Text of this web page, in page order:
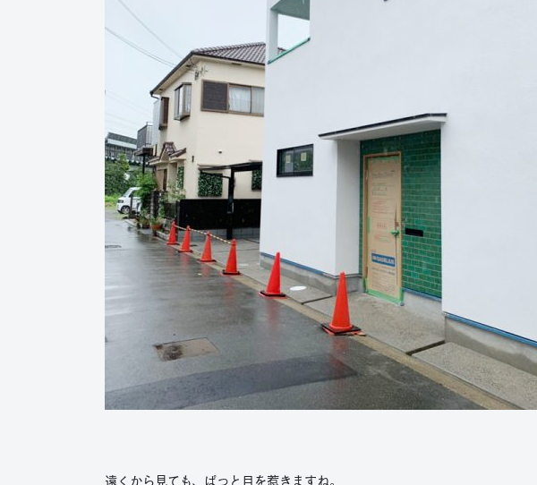
遠くから見ても、ぱっと目を惹きますね。